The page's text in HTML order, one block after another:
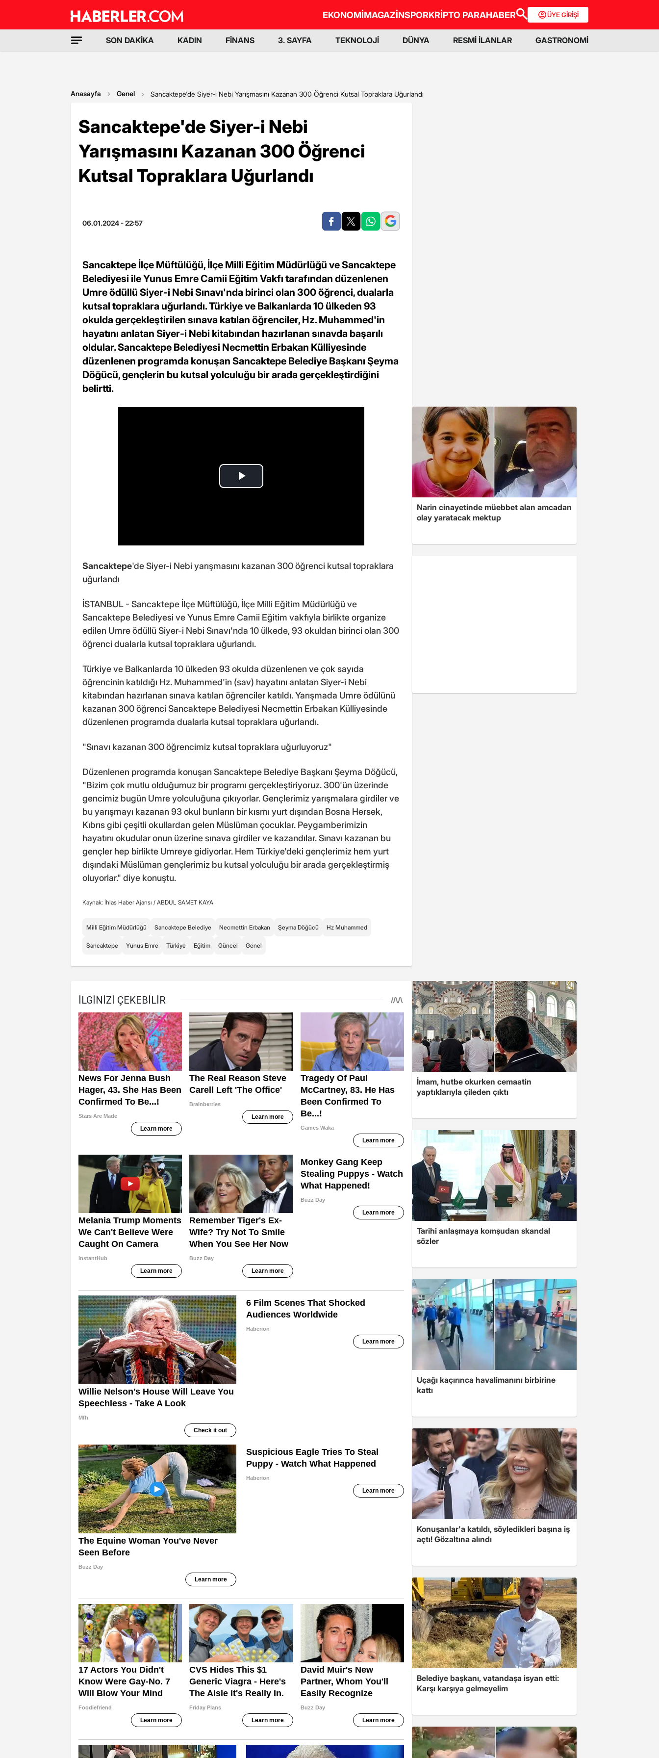
EKONOMİMAGAZİNSPORKRİPTO PARAHABER ÜYE GİRİŞİ
SON DAKİKA KADIN FİNANS 3. SAYFA TEKNOLOJİ DÜNYA RESMİ İLANLAR GASTRONOMİ
Anasayfa Genel Sancaktepe'de Siyer-i Nebi Yarışmasını Kazanan 300 Öğrenci Kutsal Topraklara Uğurlandı
Sancaktepe'de Siyer-i Nebi
Yarışmasını Kazanan 300 Öğrenci
Kutsal Topraklara Uğurlandı
06.01.2024 - 22:57
Sancaktepe İlçe Müftülüğü, İlçe Milli Eğitim Müdürlüğü ve Sancaktepe
Belediyesi ile Yunus Emre Camii Eğitim Vakfı tarafından düzenlenen
Umre ödüllü Siyer-i Nebi Sınavı'nda birinci olan 300 öğrenci, dualarla
kutsal topraklara uğurlandı. Türkiye ve Balkanlarda 10 ülkeden 93
okulda gerçekleştirilen sınava katılan öğrenciler, Hz. Muhammed'in
hayatını anlatan Siyer-i Nebi kitabından hazırlanan sınavda başarılı
oldular. Sancaktepe Belediyesi Necmettin Erbakan Külliyesinde
düzenlenen programda konuşan Sancaktepe Belediye Başkanı Şeyma
Döğücü, gençlerin bu kutsal yolculuğu bir arada gerçekleştirdiğini
belirtti.
Sancaktepe'de Siyer-i Nebi yarışmasını kazanan 300 öğrenci kutsal topraklara
uğurlandı
İSTANBUL - Sancaktepe İlçe Müftülüğü, İlçe Milli Eğitim Müdürlüğü ve
Sancaktepe Belediyesi ve Yunus Emre Camii Eğitim vakfıyla birlikte organize
edilen Umre ödüllü Siyer-i Nebi Sınavı'nda 10 ülkede, 93 okuldan birinci olan 300
öğrenci dualarla kutsal topraklara uğurlandı.
Türkiye ve Balkanlarda 10 ülkeden 93 okulda düzenlenen ve çok sayıda
öğrencinin katıldığı Hz. Muhammed'in (sav) hayatını anlatan Siyer-i Nebi
kitabından hazırlanan sınava katılan öğrenciler katıldı. Yarışmada Umre ödülünü
kazanan 300 öğrenci Sancaktepe Belediyesi Necmettin Erbakan Külliyesinde
düzenlenen programda dualarla kutsal topraklara uğurlandı.
"Sınavı kazanan 300 öğrencimiz kutsal topraklara uğurluyoruz"
Düzenlenen programda konuşan Sancaktepe Belediye Başkanı Şeyma Döğücü,
"Bizim çok mutlu olduğumuz bir programı gerçekleştiriyoruz. 300'ün üzerinde
gencimiz bugün Umre yolculuğuna çıkıyorlar. Gençlerimiz yarışmalara girdiler ve
bu yarışmayı kazanan 93 okul bunların bir kısmı yurt dışından Bosna Hersek,
Kıbrıs gibi çeşitli okullardan gelen Müslüman çocuklar. Peygamberimizin
hayatını okudular onun üzerine sınava girdiler ve kazandılar. Sınavı kazanan bu
gençler hep birlikte Umreye gidiyorlar. Hem Türkiye'deki gençlerimiz hem yurt
dışındaki Müslüman gençlerimiz bu kutsal yolculuğu bir arada gerçekleştirmiş
oluyorlar." diye konuştu.
Kaynak: İhlas Haber Ajansı / ABDUL SAMET KAYA
Milli Eğitim Müdürlüğü Sancaktepe Belediye Necmettin Erbakan Şeyma Döğücü Hz Muhammed
Sancaktepe Yunus Emre Türkiye Eğitim Güncel Genel
Narin cinayetinde müebbet alan amcadan
olay yaratacak mektup
İmam, hutbe okurken cemaatin
yaptıklarıyla çileden çıktı
Tarihi anlaşmaya komşudan skandal
sözler
Uçağı kaçırınca havalimanını birbirine
kattı
Konuşanlar'a katıldı, söyledikleri başına iş
açtı! Gözaltına alındı
Belediye başkanı, vatandaşa isyan etti:
Karşı karşıya gelmeyelim